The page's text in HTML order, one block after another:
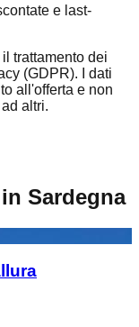
e last-
trattamento dei
(GDPR). I dati
all'offerta e non
altri.
Sardegna